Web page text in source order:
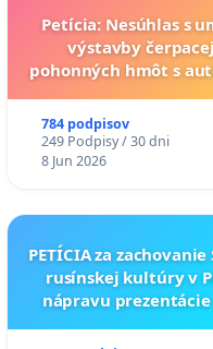
Petícia: Nesúhlas s
výstavby
pohonných hmôt s
Grob - Čierna
784 podpisov
249 Podpisy / 30 dni
8 Jun 2026
PETÍCIA za zachovanie
rusínskej kultúry v
nápravu